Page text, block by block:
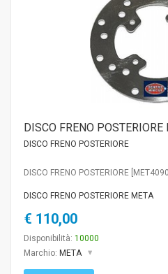
DISCO FRENO POSTERIORE
DISCO FRENO POSTERIORE
DISCO FRENO POSTERIORE
DISCO FRENO POSTERIORE META
€ 110,00
Disponibilità: 10000
Marchio: META